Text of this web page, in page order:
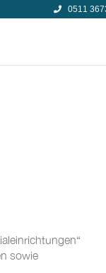
0511
sowie